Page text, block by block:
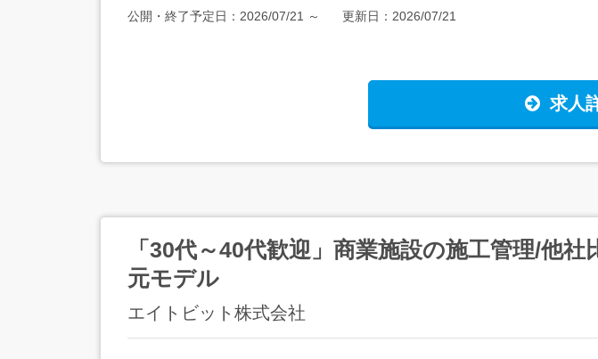
公開・終了予定日： 2026/07/21 ～ 更新日： 2026/07/21
求人
「30代～40代歓迎」商業施設の施工管理/他
元モデル
エイトビット株式会社